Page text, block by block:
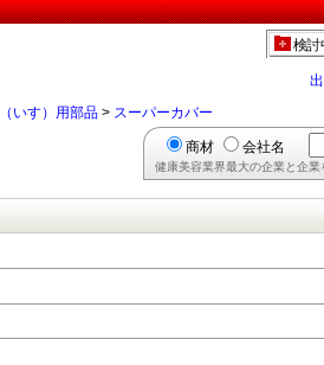
検討
いす）用部品 > スーパーカバー
商材 会社名
健康美容業界最大の企業と企